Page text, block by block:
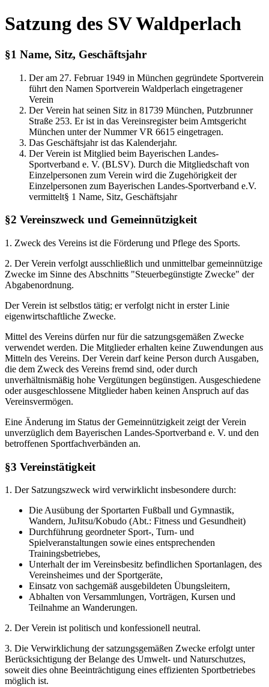
Satzung des SV Waldperlach
§1 Name, Sitz, Geschäftsjahr
Der am 27. Februar 1949 in München gegründete Sportverein
führt den Namen Sportverein Waldperlach eingetragener
Verein
Der Verein hat seinen Sitz in 81739 München, Putzbrunner
Straße 253. Er ist in das Vereinsregister beim Amtsgericht
München unter der Nummer VR 6615 eingetragen.
Das Geschäftsjahr ist das Kalenderjahr.
Der Verein ist Mitglied beim Bayerischen Landes-
Sportverband e. V. (BLSV). Durch die Mitgliedschaft von
Einzelpersonen zum Verein wird die Zugehörigkeit der
Einzelpersonen zum Bayerischen Landes-Sportverband e.V.
vermittelt§ 1 Name, Sitz, Geschäftsjahr
§2 Vereinszweck und Gemeinnützigkeit
1. Zweck des Vereins ist die Förderung und Pflege des Sports.
2. Der Verein verfolgt ausschließlich und unmittelbar gemeinnützige
Zwecke im Sinne des Abschnitts "Steuerbegünstigte Zwecke" der
Abgabenordnung.
Der Verein ist selbstlos tätig; er verfolgt nicht in erster Linie
eigenwirtschaftliche Zwecke.
Mittel des Vereins dürfen nur für die satzungsgemäßen Zwecke
verwendet werden. Die Mitglieder erhalten keine Zuwendungen aus
Mitteln des Vereins. Der Verein darf keine Person durch Ausgaben,
die dem Zweck des Vereins fremd sind, oder durch
unverhältnismäßig hohe Vergütungen begünstigen. Ausgeschiedene
oder ausgeschlossene Mitglieder haben keinen Anspruch auf das
Vereinsvermögen.
Eine Änderung im Status der Gemeinnützigkeit zeigt der Verein
unverzüglich dem Bayerischen Landes-Sportverband e. V. und den
betroffenen Sportfachverbänden an.
§3 Vereinstätigkeit
1. Der Satzungszweck wird verwirklicht insbesondere durch:
Die Ausübung der Sportarten Fußball und Gymnastik,
Wandern, JuJitsu/Kobudo (Abt.: Fitness und Gesundheit)
Durchführung geordneter Sport-, Turn- und
Spielveranstaltungen sowie eines entsprechenden
Trainingsbetriebes,
Unterhalt der im Vereinsbesitz befindlichen Sportanlagen, des
Vereinsheimes und der Sportgeräte,
Einsatz von sachgemäß ausgebildeten Übungsleitern,
Abhalten von Versammlungen, Vorträgen, Kursen und
Teilnahme an Wanderungen.
2. Der Verein ist politisch und konfessionell neutral.
3. Die Verwirklichung der satzungsgemäßen Zwecke erfolgt unter
Berücksichtigung der Belange des Umwelt- und Naturschutzes,
soweit dies ohne Beeinträchtigung eines effizienten Sportbetriebes
möglich ist.